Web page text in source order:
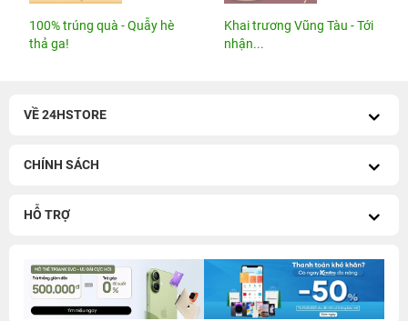
100% trúng quà - Quẫy hè
thả ga!
Khai trương Vũng Tàu - Tới
nhận...
VỀ 24HSTORE
CHÍNH SÁCH
HỖ TRỢ